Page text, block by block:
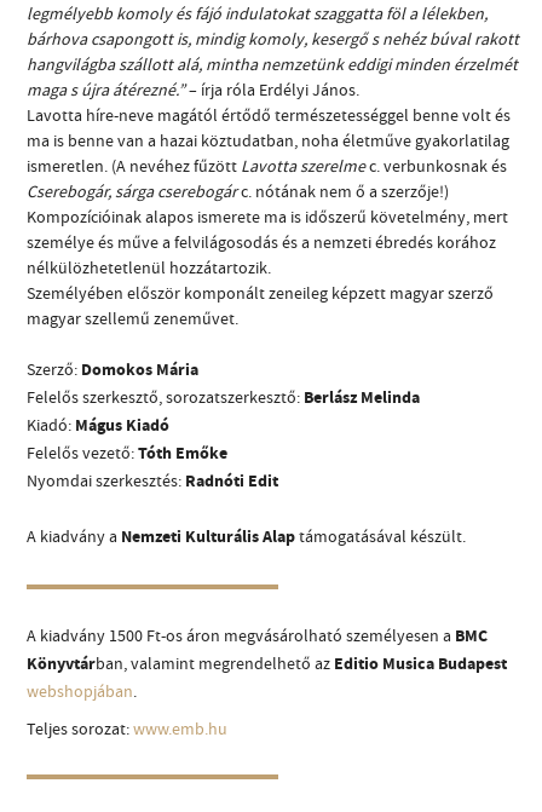
CÍM
EMAIL
infokozpont@bmc.hu
TELEFON
NYITVA TARTÁS
ZENEMŰ-ADATBÁZIS
ZENEI KÖNYVTÁR, ONLINE KATALÓGUS
legmélyebb komoly és fájó indulatokat szaggatta föl a lélekben,
bárhova csapongott is, mindig komoly, kesergő s nehéz búval rakott
hangvilágba szállott alá, mintha nemzetünk eddigi minden érzelmét
maga s újra átérezné.”– írja róla Erdélyi János.
Lavotta híre-neve magától értődő természetességgel benne volt és
ma is benne van a hazai köztudatban, noha életműve gyakorlatilag
ismeretlen. (A nevéhez fűzött Lavotta szerelmec. verbunkosnak és
Cserebogár, sárga cserebogárc. nótának nem ő a szerzője!)
Kompozícióinak alapos ismerete ma is időszerű követelmény, mert
személye és műve a felvilágosodás és a nemzeti ébredés korához
nélkülözhetetlenül hozzátartozik.
Személyében először komponált zeneileg képzett magyar szerző
magyar szellemű zeneművet.
Szerző: Domokos Mária
Felelős szerkesztő, sorozatszerkesztő: Berlász Melinda
Kiadó: Mágus Kiadó
Felelős vezető:Tóth Emőke
Nyomdai szerkesztés: Radnóti Edit
A kiadvány a Nemzeti Kulturális Alaptámogatásával készült.
A kiadvány 1500 Ft-os áron megvásárolható személyesen a BMC
Könyvtárban, valamint megrendelhető az Editio Musica Budapest
webshopjában
Teljes sorozat:www.emb.hu